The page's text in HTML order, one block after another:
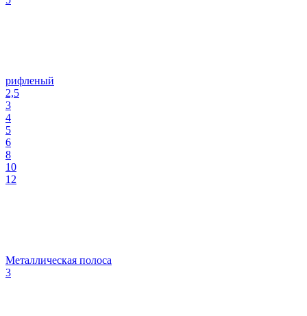
рифленый
2,5
3
4
5
6
8
10
12
Металлическая полоса
3